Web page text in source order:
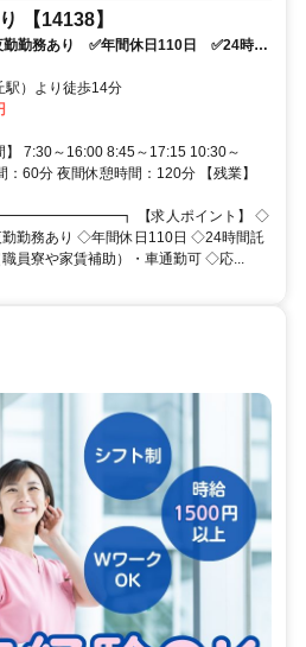
【14138】
勤勤務あり ✅年間休日110日 ✅24時間
員寮や家賃補助）・車通勤可 ✅応募
が丘駅）より徒歩14分
】 7:30～16:00 8:45～17:15 10:30～
60分 夜間休憩時間：120分 【残業】
【求人ポイント】 ◇
勤務あり ◇年間休日110日 ◇24時間託
員寮や家賃補助）・車通勤可 ◇応...